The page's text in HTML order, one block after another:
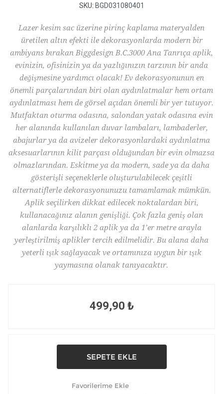
SKU: BGD031080401
Lazer kesim sac üzerine pirinç kaplama materyalden
üretilen altın efekti ile dekorasyonlarda modern bir
ambiyans bırakan Biggdesign B.C.3000 Ana Tanrıça aplik,
evinizin, ofisinizin ya da yazlığınızın tarzının bir anda
değişmesine yardımcı olacak! Ev dekorasyonunun en
önemli parçalarından biri olan aydınlatmalar hem ortam
aydınlatması hem de görsel açıdan önemli bir yer tutuyor.
Mutfaktan oturma odasına, salondan yatak odasına evin
her alanında kullanılan duvar lambaları, lambaderler,
abajurlar ya da avizeler dekorasyonlardaki aydınlatma
aksesuarlarının kilit parçası olduğundan bir evin olmazsa
olmazlarından. Eskitme ya da modern, sade ya da daha
gösterişli seçeneklerle oluşturulabilecek çeşitli
alternatiflerle dekorasyonunuzu tamamlamak mümkün.
Aplik seçilirken dikkat edilecek noktalardan biri,
kullanacağınız alanın genişliği. Çok fazla geniş olan
alanlarda karşılıklı 2 aplik ya da 1’er metre arayla
yerleştirilmiş aplikler tercih edilmelidir. Bu alana daha
yeterli ışık sağlayacak ve ortamınıza uygun bir ışık
yaymasına olanak tanıyacaktır.
499,90 ₺